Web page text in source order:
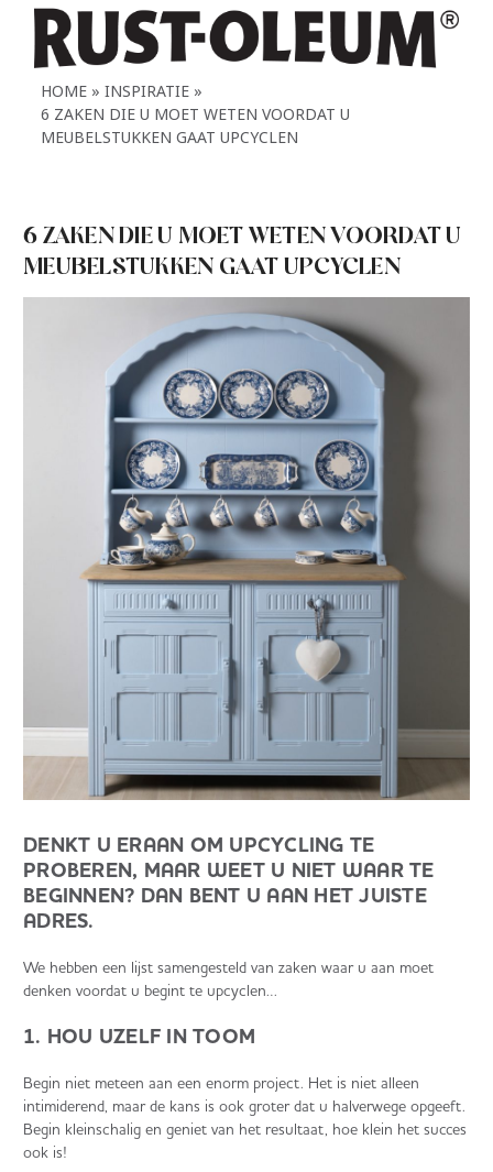
HOME
INSPIRATIE
6 ZAKEN DIE U MOET WETEN VOORDAT U
MEUBELSTUKKEN GAAT UPCYCLEN
6 ZAKEN DIE U MOET WETEN VOORDAT U
MEUBELSTUKKEN GAAT UPCYCLEN
DENKT U ERAAN OM UPCYCLING TE
PROBEREN, MAAR WEET U NIET WAAR TE
BEGINNEN? DAN BENT U AAN HET JUISTE
ADRES.
We hebben een lijst samengesteld van zaken waar u aan moet
denken voordat u begint te upcyclen…
1. HOU UZELF IN TOOM
Begin niet meteen aan een enorm project. Het is niet alleen
intimiderend, maar de kans is ook groter dat u halverwege opgeeft.
Begin kleinschalig en geniet van het resultaat, hoe klein het succes
ook is!